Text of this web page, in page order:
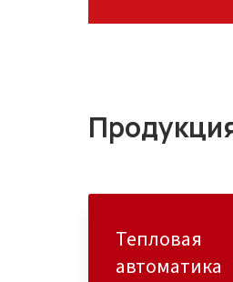
Тепловая
автоматика